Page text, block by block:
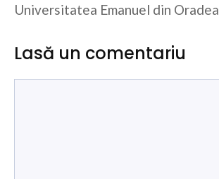
Universitatea Emanuel din Oradea
Lasă un comentariu